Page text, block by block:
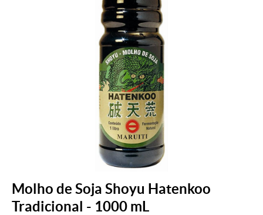
Molho de Soja Shoyu Hatenkoo
Tradicional - 1000 mL